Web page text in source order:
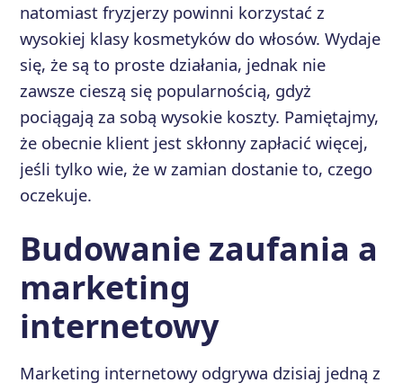
natomiast fryzjerzy powinni korzystać z
wysokiej klasy kosmetyków do włosów. Wydaje
się, że są to proste działania, jednak nie
zawsze cieszą się popularnością, gdyż
pociągają za sobą wysokie koszty. Pamiętajmy,
że obecnie klient jest skłonny zapłacić więcej,
jeśli tylko wie, że w zamian dostanie to, czego
oczekuje.
Budowanie zaufania a
marketing
internetowy
Marketing internetowy odgrywa dzisiaj jedną z